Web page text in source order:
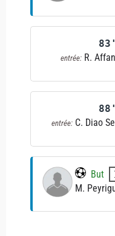
83'
entrée: R.
88'
entrée: C. Diao
But
M.